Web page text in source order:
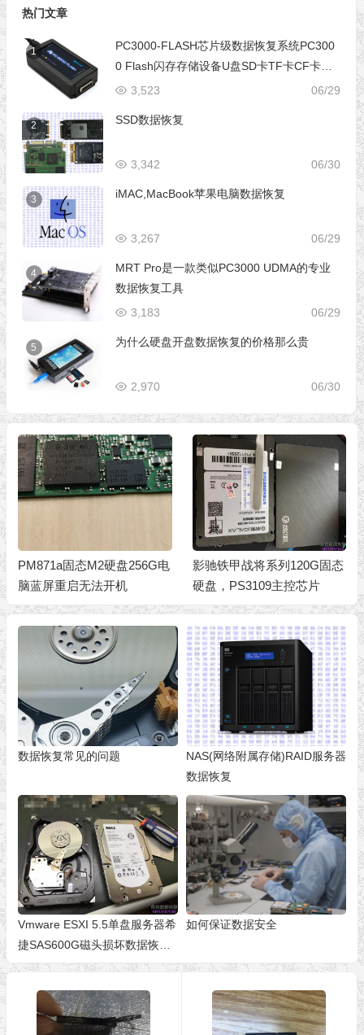
热门文章
1
PC3000-FLASH芯片级数据恢复系统PC300
0 Flash闪存存储设备U盘SD卡TF卡CF卡芯
片级数据恢复设备
06/29
3,523
2 SSD数据恢复
06/30
3,342
3 iMAC,MacBook苹果电脑数据恢复
06/29
3,267
4
MRT Pro是一款类似PC3000 UDMA的专业
数据恢复工具
06/29
3,183
5 为什么硬盘开盘数据恢复的价格那么贵
06/30
2,970
PM871a固态M2硬盘256G电
脑蓝屏重启无法开机
影驰铁甲战将系列120G固态
硬盘，PS3109主控芯片
数据恢复常见的问题
NAS(网络附属存储)RAID服务器
数据恢复
Vmware ESXI 5.5单盘服务器希
捷SAS600G磁头损坏数据恢复
成功
如何保证数据安全